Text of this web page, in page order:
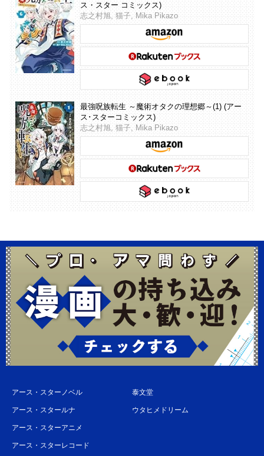
ス・スター コミックス)
志之村旭, 猫子, Mika Pikazo
最強呪族転生 ～魔術オタクの理想郷～(1) (アー
ス･スターコミックス)
志之村旭, 猫子, Mika Pikazo
アース・スターノベル
アース・スタールナ
アース・スターアニメ
アース・スターレコード
泰文堂
ウタヒメドリーム